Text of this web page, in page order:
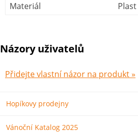
Materiál
Plast
Názory uživatelů
Přidejte vlastní názor na produkt »
Hopíkovy prodejny
Vánoční Katalog 2025